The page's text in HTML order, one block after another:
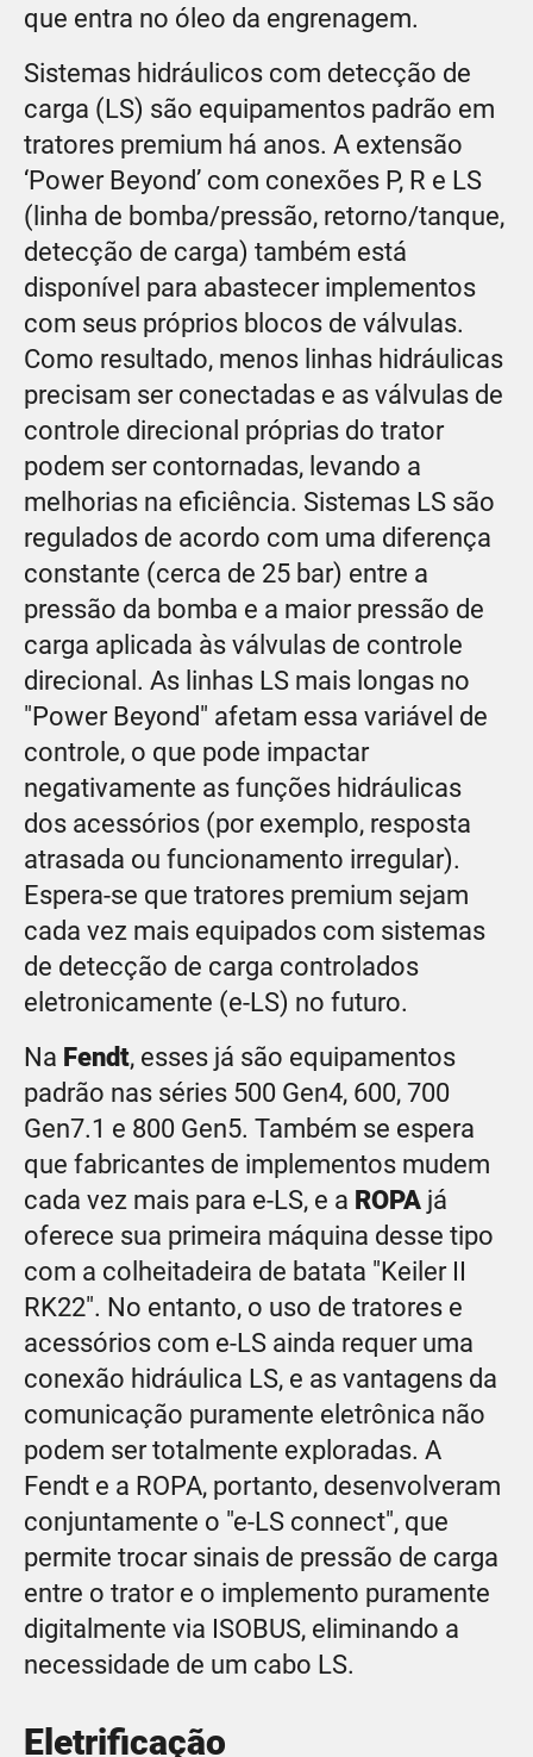
que entra no óleo da engrenagem.
Sistemas hidráulicos com detecção de
carga (LS) são equipamentos padrão em
tratores premium há anos. A extensão
‘Power Beyond’ com conexões P, R e LS
(linha de bomba/pressão, retorno/tanque,
detecção de carga) também está
disponível para abastecer implementos
com seus próprios blocos de válvulas.
Como resultado, menos linhas hidráulicas
precisam ser conectadas e as válvulas de
controle direcional próprias do trator
podem ser contornadas, levando a
melhorias na eficiência. Sistemas LS são
regulados de acordo com uma diferença
constante (cerca de 25 bar) entre a
pressão da bomba e a maior pressão de
carga aplicada às válvulas de controle
direcional. As linhas LS mais longas no
"Power Beyond" afetam essa variável de
controle, o que pode impactar
negativamente as funções hidráulicas
dos acessórios (por exemplo, resposta
atrasada ou funcionamento irregular).
Espera-se que tratores premium sejam
cada vez mais equipados com sistemas
de detecção de carga controlados
eletronicamente (e-LS) no futuro.
Na Fendt, esses já são equipamentos
padrão nas séries 500 Gen4, 600, 700
Gen7.1 e 800 Gen5. Também se espera
que fabricantes de implementos mudem
cada vez mais para e-LS, e a ROPA já
oferece sua primeira máquina desse tipo
com a colheitadeira de batata "Keiler II
RK22". No entanto, o uso de tratores e
acessórios com e-LS ainda requer uma
conexão hidráulica LS, e as vantagens da
comunicação puramente eletrônica não
podem ser totalmente exploradas. A
Fendt e a ROPA, portanto, desenvolveram
conjuntamente o "e-LS connect", que
permite trocar sinais de pressão de carga
entre o trator e o implemento puramente
digitalmente via ISOBUS, eliminando a
necessidade de um cabo LS.
Eletrificação